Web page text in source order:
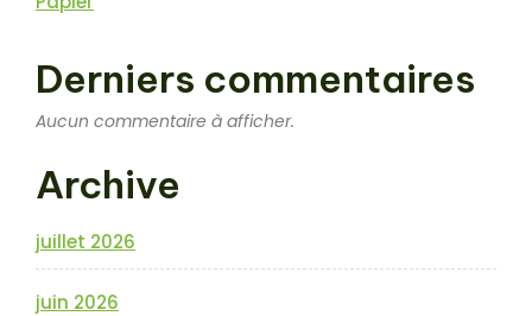
Derniers commentaires
Aucun commentaire à afficher.
Archive
juillet 2026
juin 2026